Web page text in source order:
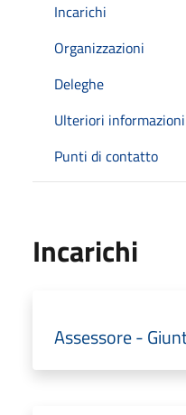
Incarichi
Organizzazioni
Deleghe
Ulteriori informazioni
Punti di contatto
Incarichi
Assessore -